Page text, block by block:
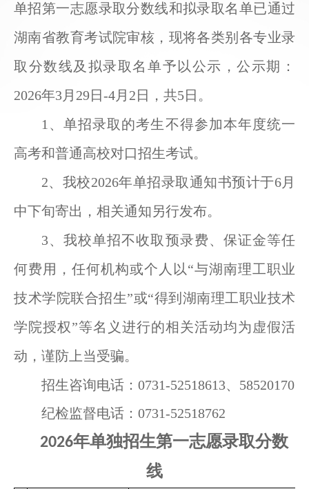
单招第一志愿录取分数线和拟录取名单已通过
湖南省教育考试院审核 ，现将各类别各专业录
取分数线及 拟录取名单予以公示，公示期：
2026年3月29日 -4月 2 日，共5日。
1、单招录取的考生不得参加本年度统一
高考和普通高校对口招生考试。
2、 我校2026年单招录取通知书预计于6月
中下旬寄出，相关通知另行发布。
3、我校单招不收取预录费、保证金等任
何费用， 任何机构或个人以“与湖南理工职业
技术学院联合招生”或“得到湖南理工职业技术
学院授权”等名义进行的相关活动均为虚假活
动 ， 谨防上当受骗。
招生咨询电话： 0731-52518613、58520170
纪检监督电话： 0731-52518762
2026年单独招生第一志愿录取分数
线